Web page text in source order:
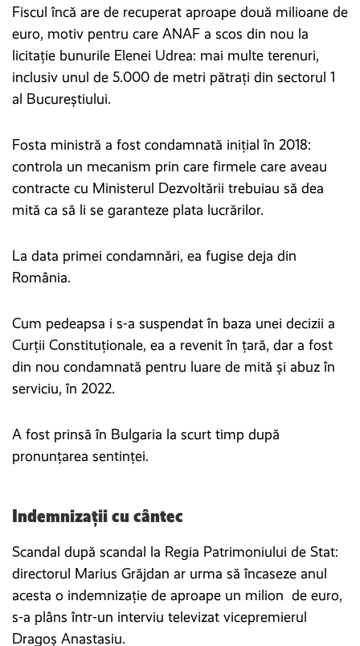
Fiscul încă are de recuperat aproape două milioane de
euro, motiv pentru care ANAF a scos din nou la
licitație bunurile Elenei Udrea: mai multe terenuri,
inclusiv unul de 5.000 de metri pătrați din sectorul 1
al Bucureștiului.
Fosta ministră a fost condamnată inițial în 2018:
controla un mecanism prin care firmele care aveau
contracte cu Ministerul Dezvoltării trebuiau să dea
mită ca să li se garanteze plata lucrărilor.
La data primei condamnări, ea fugise deja din
România.
Cum pedeapsa i s-a suspendat în baza unei decizii a
Curții Constituționale, ea a revenit în țară, dar a fost
din nou condamnată pentru luare de mită și abuz în
serviciu, în 2022.
A fost prinsă în Bulgaria la scurt timp după
pronunțarea sentinței.
Indemnizații cu cântec
Scandal după scandal la Regia Patrimoniului de Stat:
directorul Marius Grăjdan ar urma să încaseze anul
acesta o indemnizație de aproape un milion de euro,
s-a plâns într-un interviu televizat vicepremierul
Dragoș Anastasiu.